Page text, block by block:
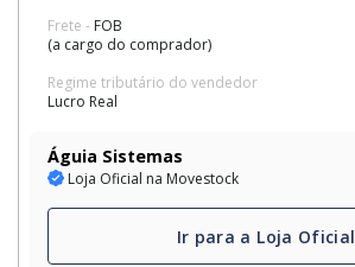
Frete - FOB
(a cargo do comprador)
Regime tributário do vendedor
Lucro Real
Águia Sistemas
Loja Oficial na Movestock
Ir para a Loja Oficial